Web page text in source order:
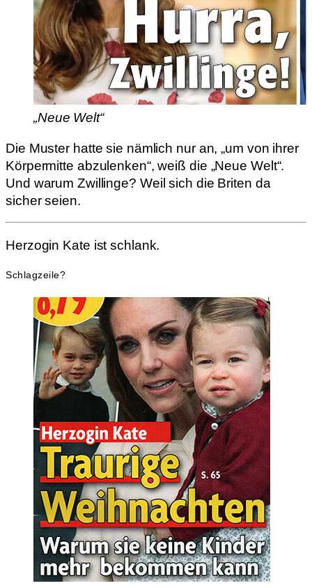
„Neue Welt“
Die Muster hatte sie nämlich nur an, „um von ihrer
Körpermitte abzulenken“, weiß die „Neue Welt“.
Und warum Zwillinge? Weil sich die Briten da
sicher seien.
Herzogin Kate ist schlank.
Schlagzeile?